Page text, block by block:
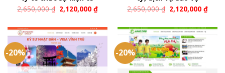
2,650,000₫ 2,120,000₫
2,650,000₫ 2,120,000₫
-20% -20%